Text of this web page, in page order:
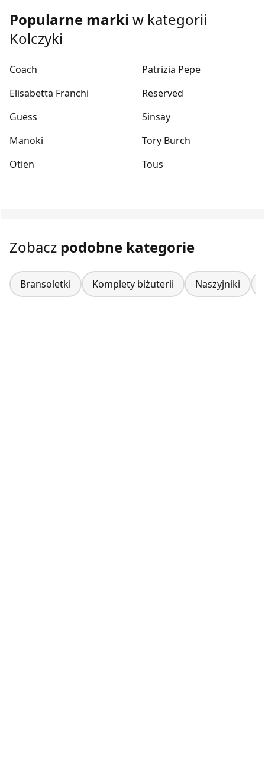
Popularne marki w kategorii
Kolczyki
Coach
Elisabetta Franchi
Guess
Manoki
Otien
Patrizia Pepe
Reserved
Sinsay
Tory Burch
Tous
Zobacz podobne kategorie
Bransoletki Komplety biżuterii Naszyjniki